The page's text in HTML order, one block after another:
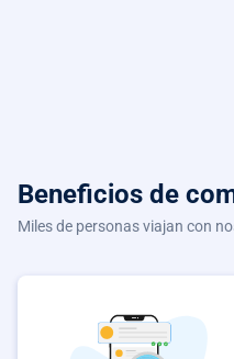
Beneficios de
Miles de personas viajan con